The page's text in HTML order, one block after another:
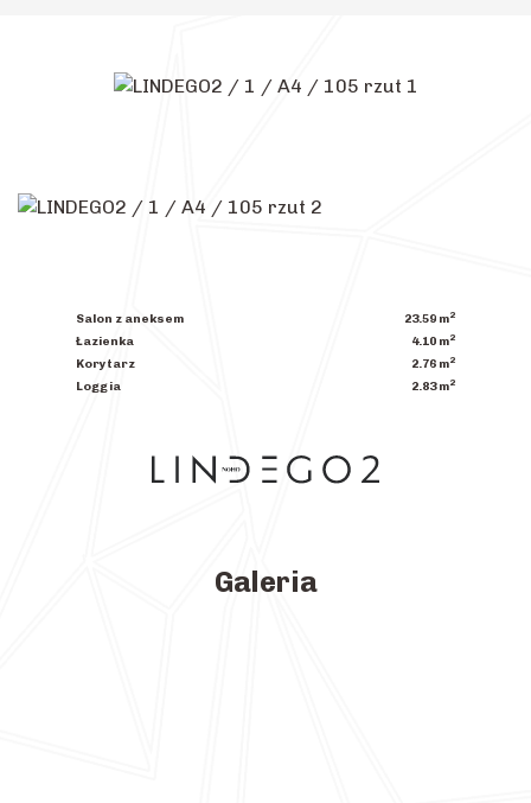
Salon z aneksem 23.59 m2
Łazienka 4.10 m2
Korytarz 2.76 m2
Loggia 2.83m2
Galeria